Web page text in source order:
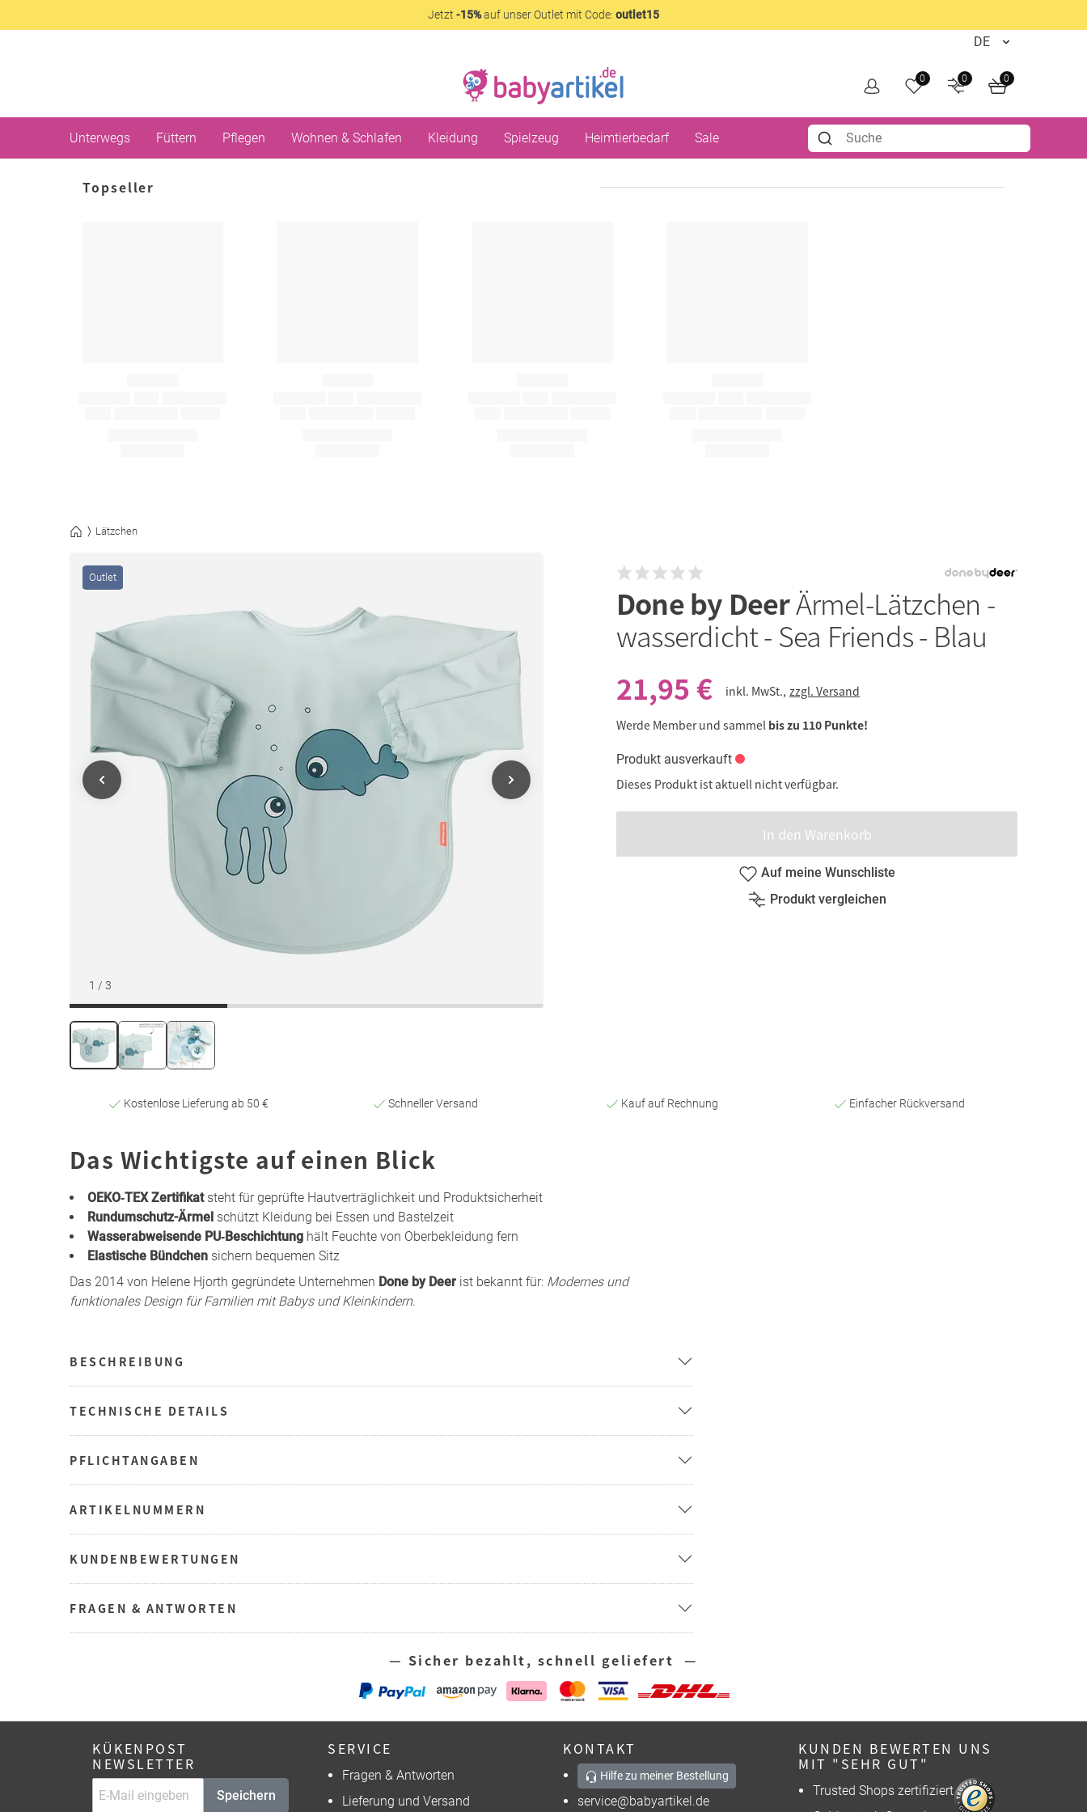
Jetzt -15%auf unser Outlet mit Code: outlet15
0 0 0
Unterwegs Füttern Pflegen Wohnen & Schlafen Kleidung Spielzeug Heimtierbedarf Sale
Topseller
Lätzchen
1 / 3
Outlet
Done by DeerÄrmel-Lätzchen -
wasserdicht - Sea Friends - Blau
21,95 €
inkl. MwSt., zzgl. Versand
Werde Member und sammel bis zu 110 Punkte!
Produkt ausverkauft
Dieses Produkt ist aktuell nicht verfügbar.
In den Warenkorb
Auf meine Wunschliste
Produkt vergleichen
Kostenlose Lieferung ab 50 € Schneller Versand Kauf auf Rechnung Einfacher Rückversand
Das Wichtigste auf einen Blick
OEKO‑TEX Zertifikatsteht für geprüfte Hautverträglichkeit und Produktsicherheit
Rundumschutz-Ärmel schützt Kleidung bei Essen und Bastelzeit
Wasserabweisende PU‑Beschichtung hält Feuchte von Oberbekleidung fern
Elastische Bündchen sichern bequemen Sitz
Das 2014 von Helene Hjorth gegründete Unternehmen Done by Deer ist bekannt für: Modernes und
funktionales Design für Familien mit Babys und Kleinkindern.
BESCHREIBUNG
TECHNISCHE DETAILS
PFLICHTANGABEN
ARTIKELNUMMERN
KUNDENBEWERTUNGEN
FRAGEN & ANTWORTEN
— Sicher bezahlt, schnell geliefert —
KÜKENPOST
NEWSLETTER
Speichern
SERVICE
Fragen & Antworten
Lieferung und Versand
KONTAKT
Hilfe zu meiner Bestellung
service@babyartikel.de
KUNDEN BEWERTEN UNS
MIT "SEHR GUT"
Trusted Shops zertifiziert